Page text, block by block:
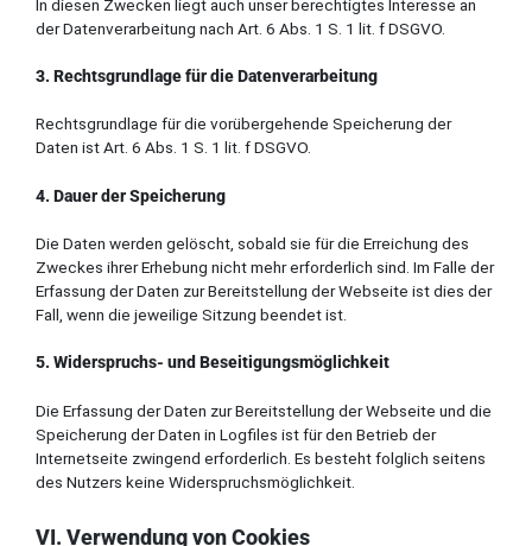
In diesen Zwecken liegt auch unser berechtigtes Interesse an
der Datenverarbeitung nach Art. 6 Abs. 1 S. 1 lit. f DSGVO.
3. Rechtsgrundlage für die Datenverarbeitung
Rechtsgrundlage für die vorübergehende Speicherung der
Daten ist Art. 6 Abs. 1 S. 1 lit. f DSGVO.
4. Dauer der Speicherung
Die Daten werden gelöscht, sobald sie für die Erreichung des
Zweckes ihrer Erhebung nicht mehr erforderlich sind. Im Falle der
Erfassung der Daten zur Bereitstellung der Webseite ist dies der
Fall, wenn die jeweilige Sitzung beendet ist.
5. Widerspruchs- und Beseitigungsmöglichkeit
Die Erfassung der Daten zur Bereitstellung der Webseite und die
Speicherung der Daten in Logfiles ist für den Betrieb der
Internetseite zwingend erforderlich. Es besteht folglich seitens
des Nutzers keine Widerspruchsmöglichkeit.
VI. Verwendung von Cookies